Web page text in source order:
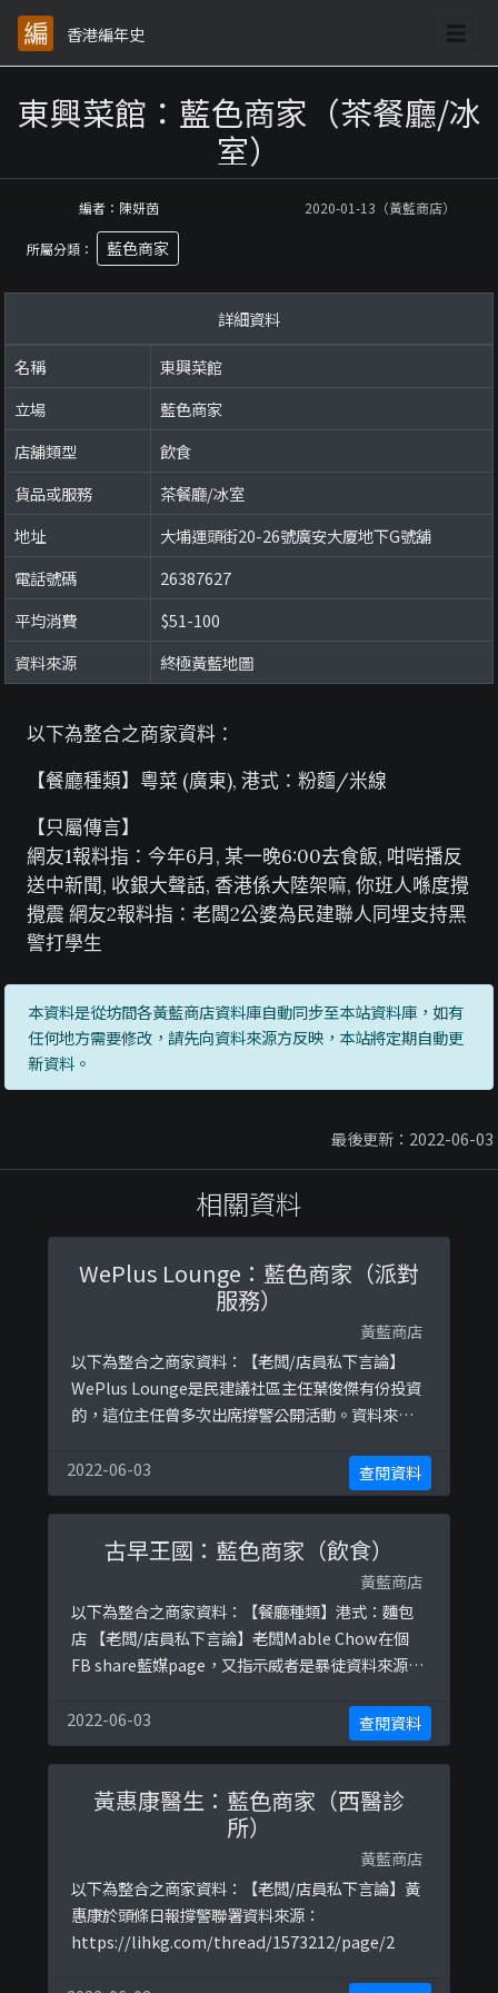
香港編年史
東興菜館：藍色商家（茶餐廳/冰
室）
編者：陳妍茵 2020-01-13（黃藍商店）
所屬分類： 藍色商家
詳細資料
名稱
東興菜館
立場
藍色商家
店舖類型
飲食
貨品或服務
茶餐廳/冰室
地址
大埔運頭街20-26號廣安大厦地下G號舖
電話號碼
26387627
平均消費
$51-100
資料來源
終極黃藍地圖
以下為整合之商家資料：
【餐廳種類】粵菜 (廣東), 港式：粉麵/米線
【只屬傳言】
網友1報料指：今年6月, 某一晚6:00去食飯, 咁啱播反
送中新聞, 收銀大聲話, 香港係大陸架嘛, 你班人喺度攪
攪震 網友2報料指：老闆2公婆為民建聯人同埋支持黑
警打學生
本資料是從坊間各黃藍商店資料庫自動同步至本站資料庫，如有
任何地方需要修改，請先向資料來源方反映，本站將定期自動更
新資料。
最後更新：2022-06-03
相關資料
WePlus Lounge：藍色商家（派對
服務）
黃藍商店
以下為整合之商家資料：【老闆/店員私下言論】
WePlus Lounge是民建議社區主任葉俊傑有份投資
的，這位主任曾多次出席撐警公開活動。資料來
https://www.facebook.com/groups/27013249
26545942/permalink/2714392911905810/
2022-06-03 查閱資料
古早王國：藍色商家（飲食）
黃藍商店
以下為整合之商家資料：【餐廳種類】港式：麵包
店 【老闆/店員私下言論】老闆Mable Chow在個
FB share藍媒page，又指示威者是暴徒資料來源：
0709029/permalink/3145405922224903/參考圖
片：
https://ibb.co/2spxGL2https://ibb.co/tXW4c6
2022-06-03 查閱資料
黃惠康醫生：藍色商家（西醫診
所）
黃藍商店
以下為整合之商家資料：【老闆/店員私下言論】黃
惠康於頭條日報撐警聯署資料來源：
https://lihkg.com/thread/1573212/page/2